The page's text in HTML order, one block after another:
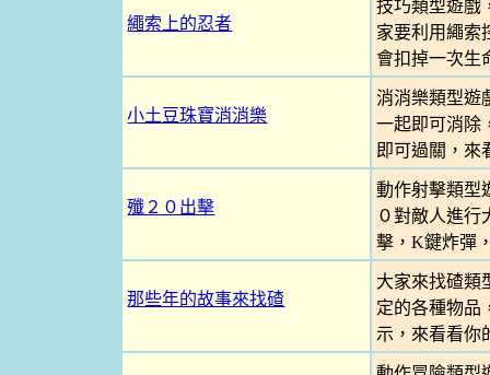
繩索上的忍者
技巧類型遊戲
家要利用繩索
會扣掉一次生
小土豆珠寶消消樂
消消樂類型遊
一起即可消除
即可過關，來
殲２０出擊
動作射擊類型
０對敵人進行
擊，K鍵炸彈
那些年的故事來找碴
大家來找碴類
定的各種物品
示，來看看你